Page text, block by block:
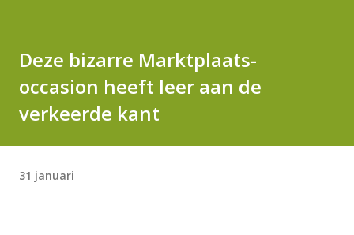
Deze bizarre Marktplaats-
occasion heeft leer aan de
verkeerde kant
31 januari